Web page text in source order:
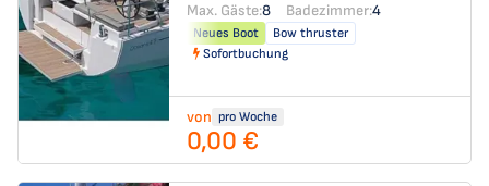
Max. Gäste:8 Badezimmer:4
Neues Boot
Bow thruster
Sofortbuchung
von pro Woche
0,00 €